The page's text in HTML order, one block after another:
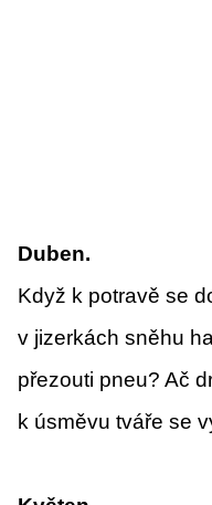
Duben.
Když k potravě se
v jizerkách sněhu
přezouti pneu? Ač
k úsměvu tváře se